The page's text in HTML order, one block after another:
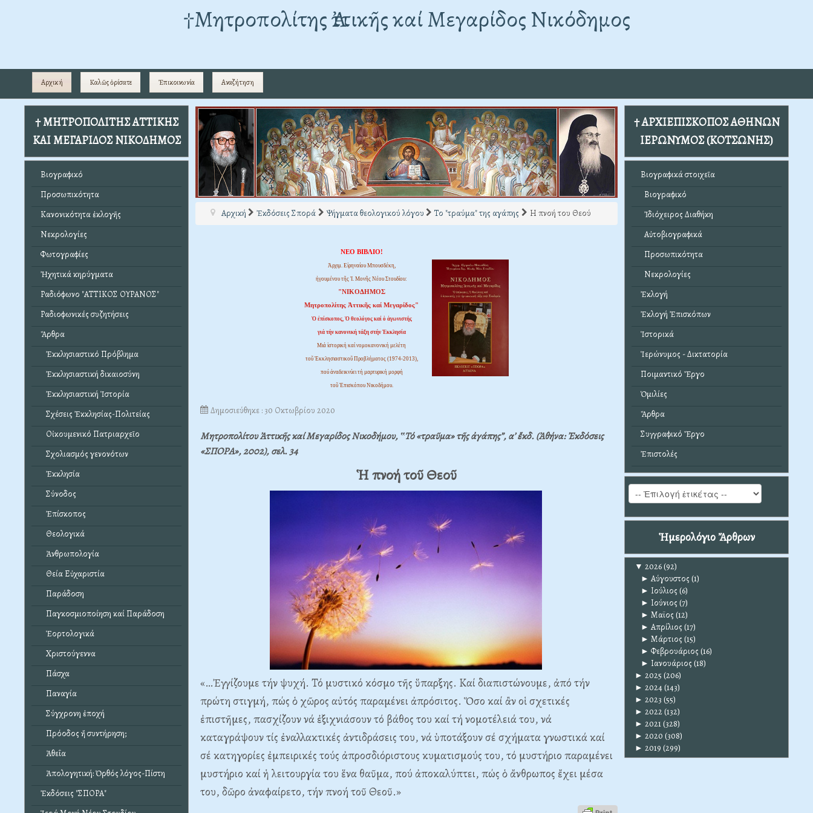
†Mητροπολίτης Ἀττικῆς καί Μεγαρίδος Νικόδημος
Αρχική Καλῶς ὁρίσατε Ἐπικοινωνία Αναζήτηση
† ΜΗΤΡΟΠΟΛΙΤΗΣ ΑΤΤΙΚΗΣ
ΚΑΙ ΜΕΓΑΡΙΔΟΣ ΝΙΚΟΔΗΜΟΣ
Βιογραφικό
Προσωπικότητα
Κανονικότητα ἐκλογῆς
Νεκρολογίες
Φωτογραφίες
Ἠχητικά κηρύγματα
Ραδιόφωνο "ΑΤΤΙΚΟΣ ΟΥΡΑΝΟΣ"
Ραδιοφωνικές συζητήσεις
Ἄρθρα
Ἐκκλησιαστικό Πρόβλημα
Ἐκκλησιαστική δικαιοσύνη
Ἐκκλησιαστική Ἱστορία
Σχέσεις Ἐκκλησίας-Πολιτείας
Οἰκουμενικό Πατριαρχεῖο
Σχολιασμός γενονότων
Ἐκκλησία
Σύνοδος
Ἐπίσκοπος
Θεολογικά
Ἀνθρωπολογία
Θεία Εὐχαριστία
Παράδοση
Παγκοσμιοποίηση καί Παράδοση
Ἑορτολογικά
Χριστούγεννα
Πάσχα
Παναγία
Σύγχρονη ἐποχή
Πρόοδος ἤ συντήρηση;
Ἀθεΐα
Ἀπολογητική: Ὀρθός λόγος-Πίστη
Ἐκδόσεις "ΣΠΟΡΑ"
Αρχική Ἐκδόσεις Σπορά Ψήγματα θεολογικού λόγου Το "τραύμα" της αγάπης Η πνοή του Θεού
ΝΕΟ ΒΙΒΛΙΟ!
Ἀρχιμ. Εἰρηναίου Μπουσδέκη,
ἡγουμένου τῆς Ἱ. Μονῆς Νέου Στουδίου:
"ΝΙΚΟΔΗΜΟΣ
Μητροπολίτης Ἀττικῆς καί Μεγαρίδος"
Ὁ ἐπίσκοπος, Ὁ θεολόγος καί ὁ ἀγωνιστής
γιά τήν κανονική τάξη στήν Ἐκκλησία
Μιά ἱστορική καί νομοκανονική μελέτη
τοῦ Ἐκκλησιαστικοῦ Προβλήματος (1974-2013),
πού ἀναδεικνύει τή μαρτυρική μορφή
τοῦ Ἐπισκόπου Νικοδήμου.
Δημοσιεύθηκε : 30 Οκτωβρίου 2020
Μητροπολίτου Ἀττικῆς καί Μεγαρίδος Νικοδήμου, ‟Τό «τραῦμα» τῆς ἀγάπης”, α’ ἔκδ. (Ἀθήνα: Ἐκδόσεις
«ΣΠΟΡΑ», 2002), σελ. 34
Ἡ πνοή τοῦ Θεοῦ
«…Ἐγγίζουμε τήν ψυχή. Τό μυστικό κόσμο τῆς ὕπαρξης. Καί διαπιστώνουμε, ἀπό τήν
πρώτη στιγμή, πώς ὁ χῶρος αὐτός παραμένει ἀπρόσιτος. Ὅσο καί ἂν οἱ σχετικές
ἐπιστῆμες, πασχίζουν νά ἐξιχνιάσουν τό βάθος του καί τή νομοτέλειά του, νά
καταγράψουν τίς ἐναλλακτικές ἀντιδράσεις του, νά ὑποτάξουν σέ σχήματα γνωστικά καί
σέ κατηγορίες ἐμπειρικές τούς ἀπροσδιόριστους κυματισμούς του, τό μυστήριο παραμένει
μυστήριο καί ἡ λειτουργία του ἕνα θαῦμα, πού ἀποκαλύπτει, πώς ὁ ἄνθρωπος ἔχει μέσα
του, δῶρο ἀναφαίρετο, τήν πνοή τοῦ Θεοῦ.»
† ΑΡΧΙΕΠΙΣΚΟΠΟΣ ΑΘΗΝΩΝ
ΙΕΡΩΝΥΜΟΣ (ΚΟΤΣΩΝΗΣ)
Βιογραφικά στοιχεῖα
Βιογραφικό
Ἰδιόχειρος Διαθήκη
Αὐτοβιογραφικά
Προσωπικότητα
Νεκρολογίες
Ἐκλογή
Ἐκλογή Ἐπισκόπων
Ἱστορικά
Ἱερώνυμος - Δικτατορία
Ποιμαντικό Ἔργο
Ὁμιλίες
Ἄρθρα
Συγγραφικό Ἔργο
Ἐπιστολές
Ἡμερολόγιο Ἄρθρων
▼ 2026(92)
► Αύγουστος (1)
► Ιούλιος (6)
► Ιούνιος (7)
► Μαϊος (12)
► Απρίλιος (17)
► Μάρτιος (15)
► Φεβρουάριος (16)
► Ιανουάριος (18)
► 2025 (206)
► 2024(143)
► 2023 (55)
► 2022(132)
► 2021(328)
► 2020 (308)
► 2019 (299)